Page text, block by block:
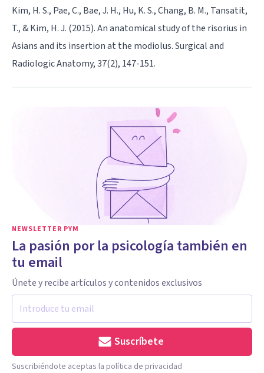
Kim, H. S., Pae, C., Bae, J. H., Hu, K. S., Chang, B. M., Tansatit,
T., & Kim, H. J. (2015). An anatomical study of the risorius in
Asians and its insertion at the modiolus. Surgical and
Radiologic Anatomy, 37(2), 147-151.
NEWSLETTER PYM
La pasión por la psicología también en
tu email
Únete y recibe artículos y contenidos exclusivos
Suscríbete
Suscribiéndote aceptas la política de privacidad